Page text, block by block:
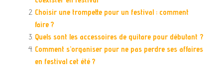
Choisir une trompette pour un festival : comment
faire ?
Quels sont les accessoires de guitare pour débutant ?
Comment s’organiser pour ne pas perdre ses affaires
en festival cet été ?